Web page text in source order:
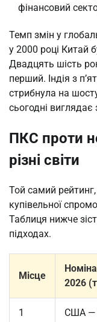
фінансовий
Темп змін у
у 2000 році Китай
Двадцять шість
перший. Індія з
стрибнула на
сьогодні виглядає
ПКС проти
різні світи
Той самий
купівельної
Таблиця нижче
підходах.
Місце
2026
1 США —